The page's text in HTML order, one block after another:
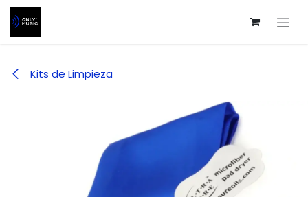
Ir al contenido
Kits de Limpieza